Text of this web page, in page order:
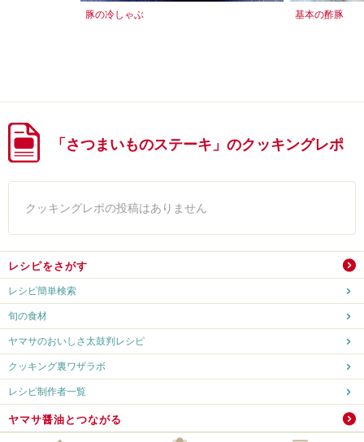
豚の冷しゃぶ 基本の酢豚
「さつまいものステーキ」のクッキングレポ
クッキングレポの投稿はありません
レシピをさがす
レシピ簡単検索
旬の食材
ヤマサのおいしさ太鼓判レシピ
クッキング裏ワザラボ
レシピ制作者一覧
ヤマサ醤油とつながる